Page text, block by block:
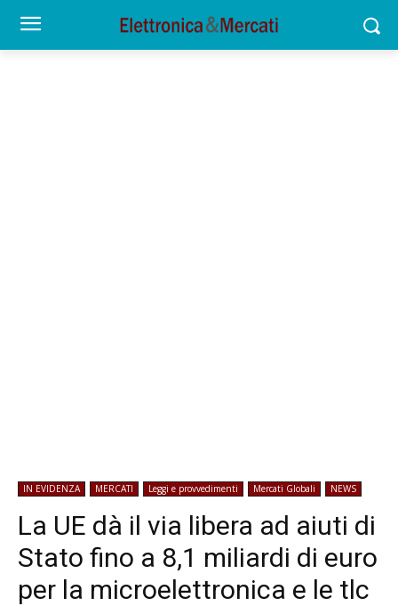
IN EVIDENZA MERCATI Leggi e provvedimenti Mercati Globali NEWS
La UE dà il via libera ad aiuti di
Stato fino a 8,1 miliardi di euro
per la microelettronica e le tlc